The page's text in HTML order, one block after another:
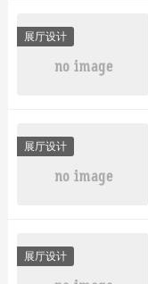
展厅设计
展厅设计
展厅设计